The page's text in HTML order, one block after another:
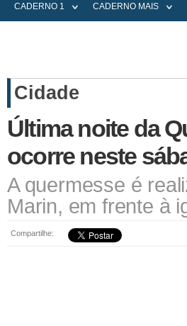
CADERNO 1 CADERNO MAIS
Cidade
Última noite da
ocorre neste
A quermesse é
Marin, em frente à
Compartilhe: